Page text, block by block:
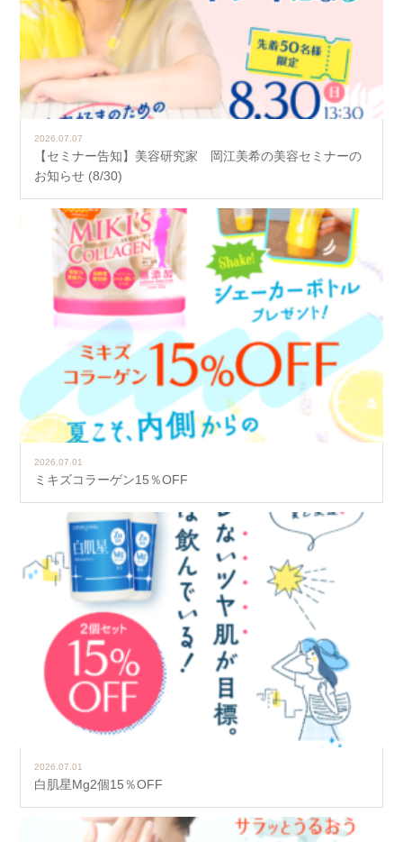
2026.07.07
【セミナー告知】美容研究家 岡江美希の美容セミナーの
お知らせ (8/30)
2026.07.01
ミキズコラーゲン15％OFF
2026.07.01
白肌星Mg2個15％OFF